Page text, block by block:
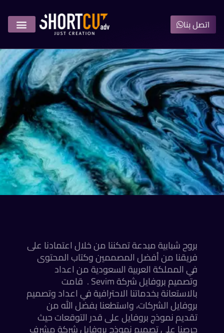
اتصل بنا
بروح شبابية مبدعة تمكننا من خلال اعتمادنا على
فريقنا من أفضل المصممين وكتاب المحتوى
في المملكة العربية السعودية من اعداد
وتصميم بروفايل شركة Sevim . قامت
بالاستعانة بخدماتنا الاحترافية في اعداد وتصميم
بروفايل الشركات، واستطعنا بفضل الله من
تقديم نموذج بروفايل على قدر التوقعات حيث
حرصنا على تصميم نموذج بروفايل شركة مشرف